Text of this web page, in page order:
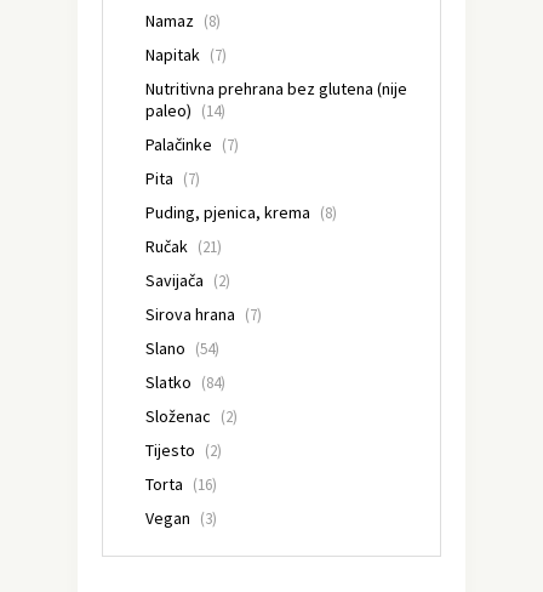
Namaz (8)
Napitak (7)
Nutritivna prehrana bez glutena (nije
paleo) (14)
Palačinke (7)
Pita (7)
Puding, pjenica, krema (8)
Ručak (21)
Savijača (2)
Sirova hrana (7)
Slano (54)
Slatko (84)
Složenac (2)
Tijesto (2)
Torta (16)
Vegan (3)